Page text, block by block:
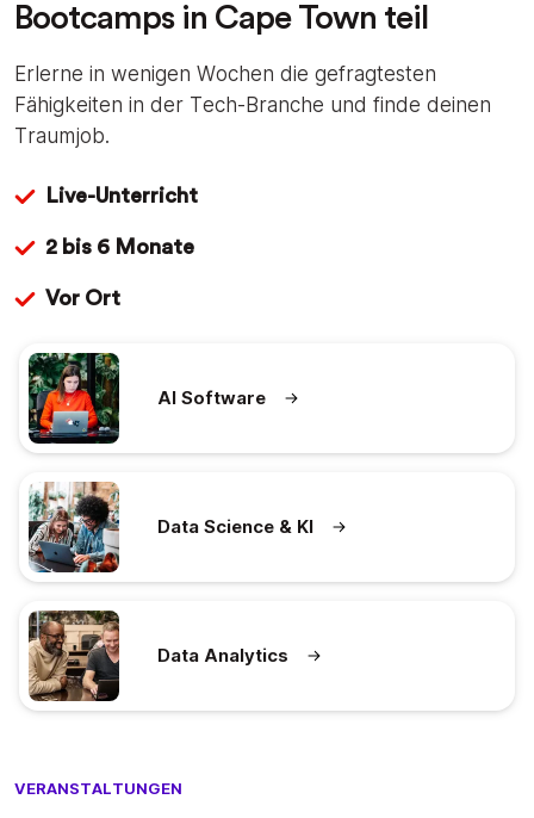
Bootcamps in Cape Town teil
Erlerne in wenigen Wochen die gefragtesten
Fähigkeiten in der Tech-Branche und finde deinen
Traumjob.
Live-Unterricht
2 bis 6 Monate
Vor Ort
AI Software
Data Science & KI
Data Analytics
VERANSTALTUNGEN